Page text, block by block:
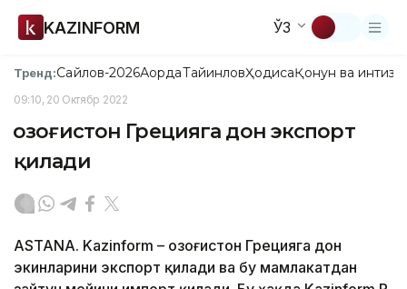
KAZINFORM ЎЗ
Тренд:Сайлов-2026АқордаТайинловҲодисаҚонун ва
09:10, 20 Октябр 2022
Қозоғистон Грецияга дон экспорт
қилади
ASTANA. Kazinform – Қозоғистон Грецияга дон
экинларини экспорт қилади ва бу мамлакатдан